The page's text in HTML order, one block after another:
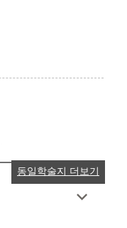
동일학술지 더보기